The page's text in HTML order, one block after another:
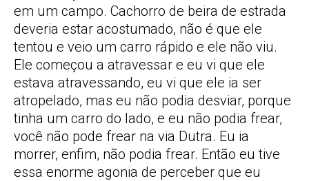
em um campo. Cachorro de beira de estrada
deveria estar acostumado, não é que ele
tentou e veio um carro rápido e ele não viu.
Ele começou a atravessar e eu vi que ele
estava atravessando, eu vi que ele ia ser
atropelado, mas eu não podia desviar, porque
tinha um carro do lado, e eu não podia frear,
você não pode frear na via Dutra. Eu ia
morrer, enfim, não podia frear. Então eu tive
essa enorme agonia de perceber que eu